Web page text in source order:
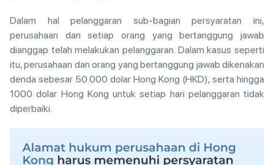
Dalam hal pelanggaran sub-bagian persyaratan ini,
perusahaan dan setiap orang yang bertanggung jawab
dianggap telah melakukan pelanggaran. Dalam kasus seperti
itu, perusahaan dan orang yang bertanggung jawab dikenakan
denda sebesar 50.000 dolar Hong Kong (HKD), serta hingga
1000 dolar Hong Kong untuk setiap hari pelanggaran tidak
diperbaiki.